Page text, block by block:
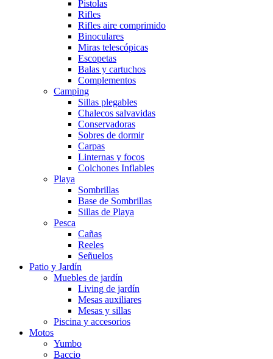
Pistolas
Rifles
Rifles aire comprimido
Binoculares
Miras telescópicas
Escopetas
Balas y cartuchos
Complementos
Camping
Sillas plegables
Chalecos salvavidas
Conservadoras
Sobres de dormir
Carpas
Linternas y focos
Colchones Inflables
Playa
Sombrillas
Base de Sombrillas
Sillas de Playa
Pesca
Cañas
Reeles
Señuelos
Patio y Jardín
Muebles de jardín
Living de jardín
Mesas auxiliares
Mesas y sillas
Piscina y accesorios
Motos
Yumbo
Baccio